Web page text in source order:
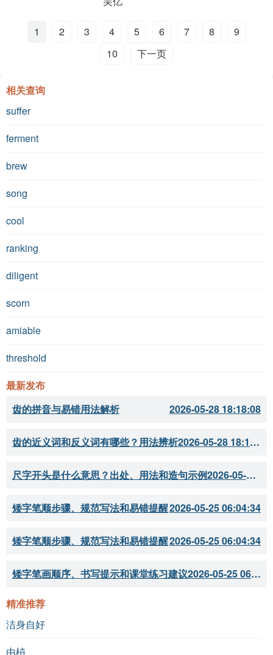
1 2 3 4 5 6 7 8
9
10
下一页
相关查询
suffer
ferment
brew
song
cool
ranking
diligent
scorn
amiable
threshold
最新发布
齿的拼音与易错用法解析
2026-05-28 18:18:08
齿的近义词和反义词有哪些？用法辨析 2026-05-28 18:18:07
尺字开头是什么意思？出处、用法和造句示例 2026-05-28 18:18:05
矮字笔顺步骤、规范写法和易错提醒2026-05-25 06:04:34
矮字笔顺步骤、规范写法和易错提醒2026-05-25 06:04:34
矮字笔画顺序、书写提示和课堂练习建议 2026-05-25 06:04:33
精准推荐
洁身自好
由枿